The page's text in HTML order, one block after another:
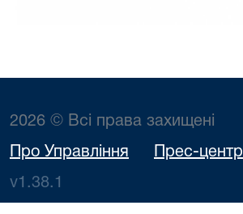
2026 © Всі права захищені
Про Управління Прес-центр
v1.38.1